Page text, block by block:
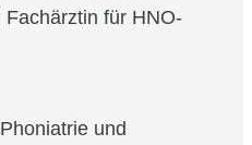
für HNO-
und